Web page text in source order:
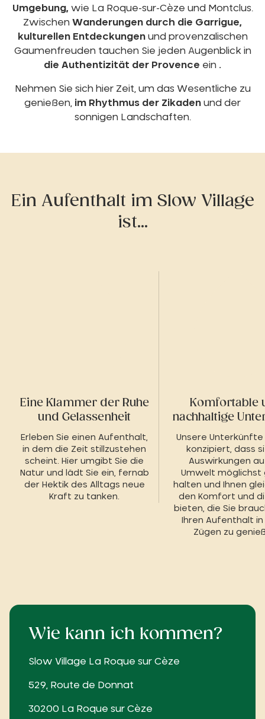
Umgebung, wie La Roque-sur-Cèze und Montclus.
Zwischen Wanderungen durch die Garrigue,
kulturellen Entdeckungenund provenzalischen
Gaumenfreuden tauchen Sie jeden Augenblick in
die Authentizität der Provence ein .
Nehmen Sie sich hier Zeit, um das Wesentliche zu
genießen, im Rhythmus der Zikaden und der
sonnigen Landschaften.
Ein Aufenthalt im Slow Village
ist...
Eine Klammer der Ruhe
und Gelassenheit
Erleben Sie einen Aufenthalt,
in dem die Zeit stillzustehen
scheint. Hier umgibt Sie die
Natur und lädt Sie ein, fernab
der Hektik des Alltags neue
Kraft zu tanken.
Komfortable
nachhaltige
Unsere Unterkünfte
konzipiert, dass
Auswirkungen
Umwelt möglichst
halten und Ihnen
den Komfort und
bieten, die Sie
Ihren Aufenthalt
Zügen zu
Wie kann ich kommen?
Slow Village La Roque sur Cèze
529, Route de Donnat
30200 La Roque sur Cèze